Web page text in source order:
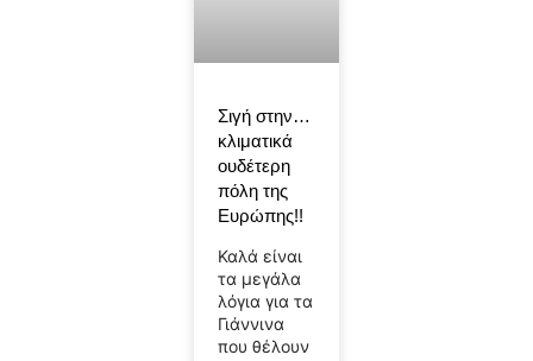
Σιγή στην…
κλιματικά
ουδέτερη
πόλη της
Ευρώπης!!
Καλά είναι
τα μεγάλα
λόγια για τα
Γιάννινα
που θέλουν